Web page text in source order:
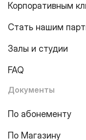
Корпоративным
Стать нашим
Залы и студии
FAQ
Документы
По абонементу
По Магазину